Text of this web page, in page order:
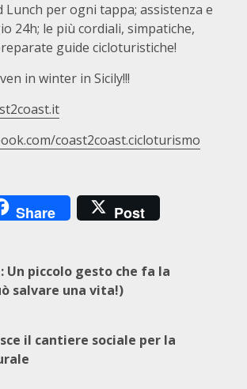
Lunch per ogni tappa; assistenza e
24h; le più cordiali, simpatiche,
guide cicloturistiche!
in winter in Sicily!!!
coast2coast.cicloturismo
Share Post
Un piccolo gesto che fa la
salvare una vita!)
il cantiere sociale per la